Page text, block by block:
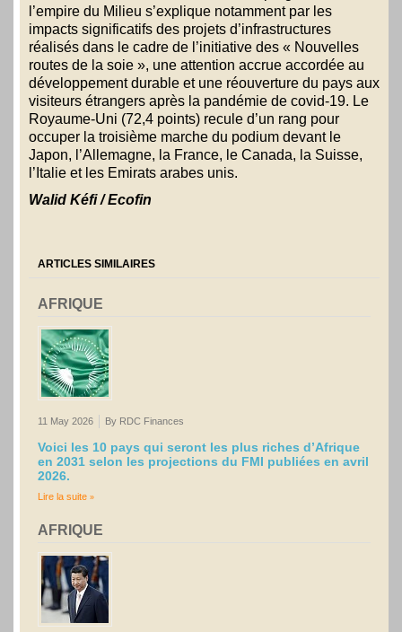
l’empire du Milieu s’explique notamment par les
impacts significatifs des projets d’infrastructures
réalisés dans le cadre de l’initiative des « Nouvelles
routes de la soie », une attention accrue accordée au
développement durable et une réouverture du pays aux
visiteurs étrangers après la pandémie de covid-19. Le
Royaume-Uni (72,4 points) recule d’un rang pour
occuper la troisième marche du podium devant le
Japon, l’Allemagne, la France, le Canada, la Suisse,
l’Italie et les Emirats arabes unis.
Walid Kéfi / Ecofin
ARTICLES SIMILAIRES
AFRIQUE
11 May 2026 By RDC Finances
Voici les 10 pays qui seront les plus riches d’Afrique
en 2031 selon les projections du FMI publiées en avril
2026.
Lire la suite
AFRIQUE